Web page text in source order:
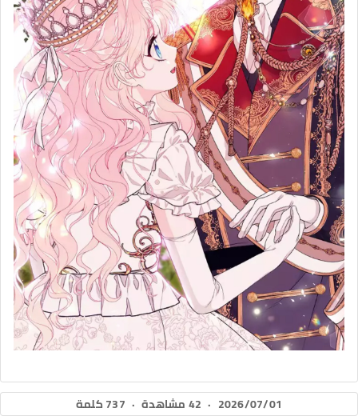
2026/07/01
· 42 مشاهدة · 737 كلمة